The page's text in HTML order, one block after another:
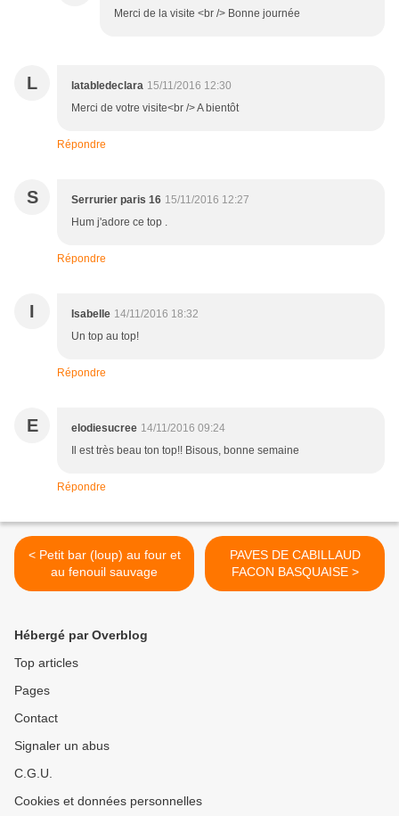
Merci de la visite <br /> Bonne journée
L latabledeclara 15/11/2016 12:30
Merci de votre visite<br /> A bientôt
Répondre
S Serrurier paris 16 15/11/2016 12:27
Hum j'adore ce top .
Répondre
I Isabelle 14/11/2016 18:32
Un top au top!
Répondre
E elodiesucree 14/11/2016 09:24
Il est très beau ton top!! Bisous, bonne semaine
Répondre
< Petit bar (loup) au four et
au fenouil sauvage
PAVES DE CABILLAUD
FACON BASQUAISE >
Hébergé par Overblog
Top articles
Pages
Contact
Signaler un abus
C.G.U.
Cookies et données personnelles